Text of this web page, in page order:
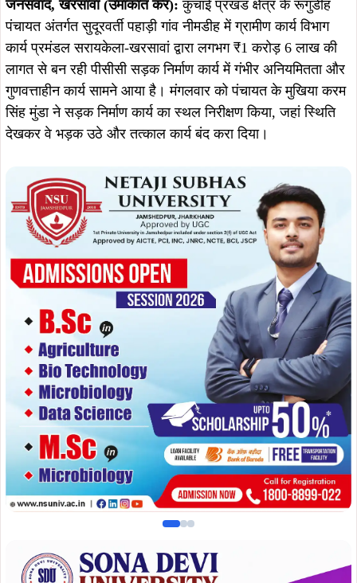
जनसंवाद, खरसावां (उमाकांत कर):कुचाई प्रखंड क्षेत्र के रूगुडीह
पंचायत अंतर्गत सुदूरवर्ती पहाड़ी गांव नीमडीह में ग्रामीण कार्य विभाग
कार्य प्रमंडल सरायकेला-खरसावां द्वारा लगभग ₹1 करोड़ 6 लाख की
लागत से बन रही पीसीसी सड़क निर्माण कार्य में गंभीर अनियमितता और
गुणवत्ताहीन कार्य सामने आया है। मंगलवार को पंचायत के मुखिया करम
सिंह मुंडा ने सड़क निर्माण कार्य का स्थल निरीक्षण किया, जहां स्थिति
देखकर वे भड़क उठे और तत्काल कार्य बंद करा दिया।